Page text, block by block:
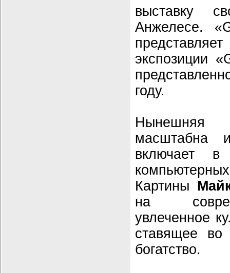
выставку
Анжелесе.
экспозиции
году.
Нынешняя
масштабна
включает
Картины
на
увлеченное
ставящее во
богатство.